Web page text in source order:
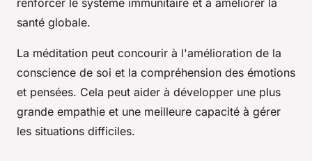
santé globale.
La méditation peut concourir à l'amélioration de la
conscience de soi et la compréhension des émotions
et pensées. Cela peut aider à développer une plus
grande empathie et une meilleure capacité à gérer
les situations difficiles.